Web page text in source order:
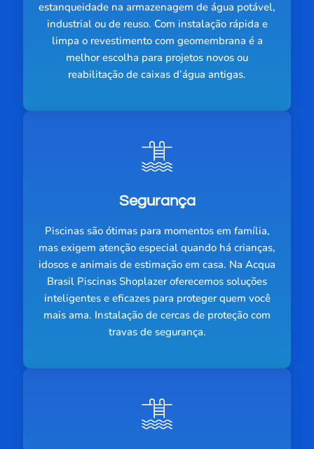
estanqueidade na armazenagem de água potável,
industrial ou de reuso. Com instalação rápida e
limpa o revestimento com geomembrana é a
melhor escolha para projetos novos ou
reabilitação de caixas d’água antigas.
Segurança
Piscinas são ótimas para momentos em família,
mas exigem atenção especial quando há crianças,
idosos e animais de estimação em casa. Na Acqua
Brasil Piscinas Shoplazer oferecemos soluções
inteligentes e eficazes para proteger quem você
mais ama. Instalação de cercas de proteção com
travas de segurança.